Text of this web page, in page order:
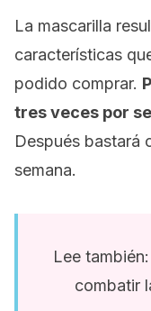
La mascarilla
características
podido comprar.
tres veces por
Después bastará
semana.
Lee
combatir